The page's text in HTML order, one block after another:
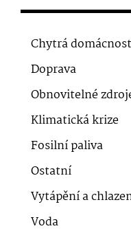
Chytrá domácnost
Doprava
Obnovitelné
Klimatická krize
Fosilní paliva
Ostatní
Vytápění a
Voda